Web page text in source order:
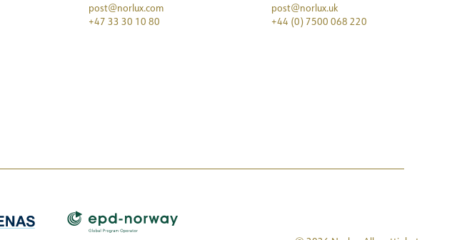
post@norlux.com
+47 33 30 10 80
post@norlux.uk
+44 (0) 7500 068 220